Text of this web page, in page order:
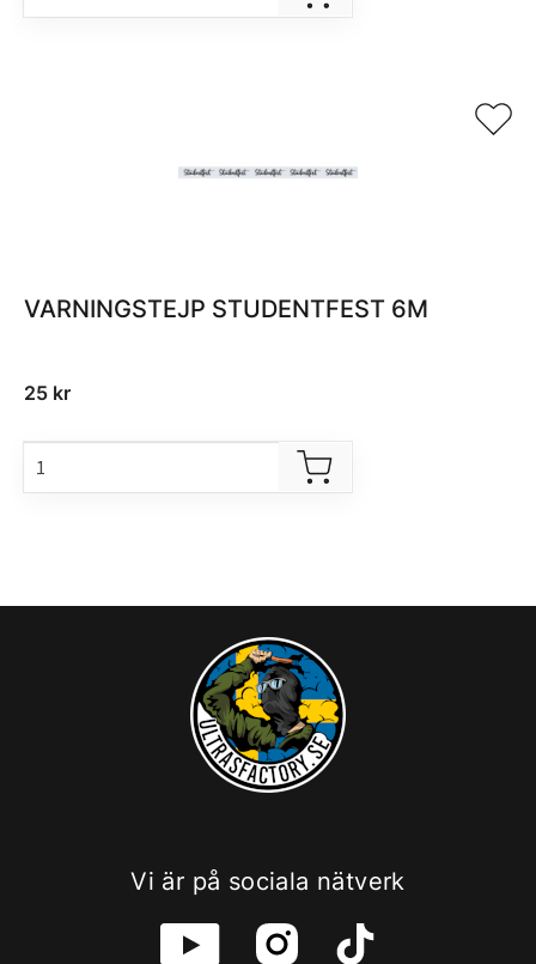
VARNINGSTEJP STUDENTFEST 6M
25 kr
Vi är på sociala nätverk